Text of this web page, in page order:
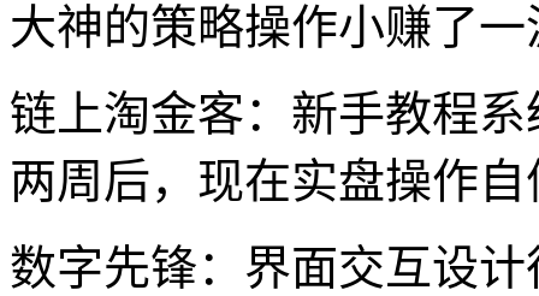
大神的策略操作小赚了一
链上淘金客：新手教程
两周后，现在实盘操作
数字先锋：界面交互设